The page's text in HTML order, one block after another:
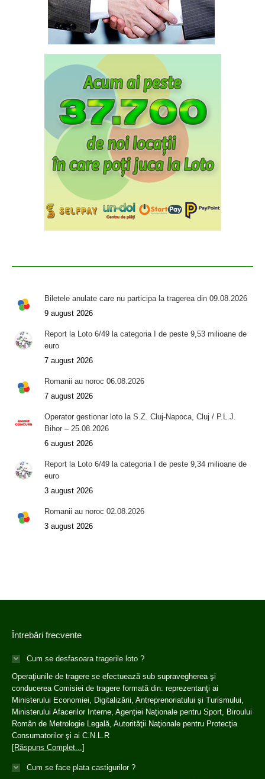
Biletele anulate care nu participa la tragerea din 09.08.2026
9 august 2026
Report la Loto 6/49 la categoria I de peste 9,53 milioane de
euro
7 august 2026
Romanii au noroc 06.08.2026
7 august 2026
Operator gestionar loto la S.Z. Cluj-Napoca, Cluj / P.L.J.
Bihor – 25.08.2026
6 august 2026
Report la Loto 6/49 la categoria I de peste 9,34 milioane de
euro
3 august 2026
Romanii au noroc 02.08.2026
3 august 2026
Întrebări frecvente
Cum se desfasoara tragerile loto ?
Operaţiunile de tragere se efectuează sub supravegherea şi
conducerea Comisiei de tragere formată din: reprezentanţi ai
Ministerului Economiei, Digitalizării, Antreprenoriatului și Turismului,
Ministerului Afacerilor Interne, Agenției Naționale pentru Sport, Biroului
Român de Metrologie Legală, Autorităţii Naţionale pentru Protecţia
Consumatorilor şi ai C.N.L.R
[Răspuns Complet...]
Cum se face plata castigurilor ?